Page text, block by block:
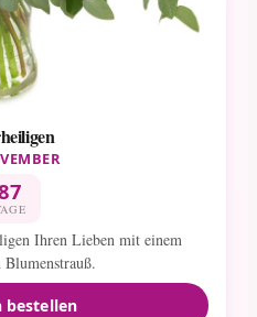
Ihren Lieben mit einem
bestellen